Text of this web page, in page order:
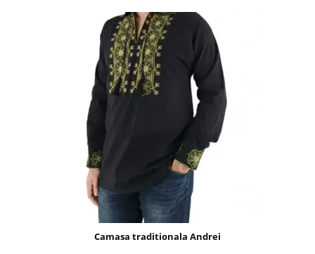
Camasa traditionala Andrei